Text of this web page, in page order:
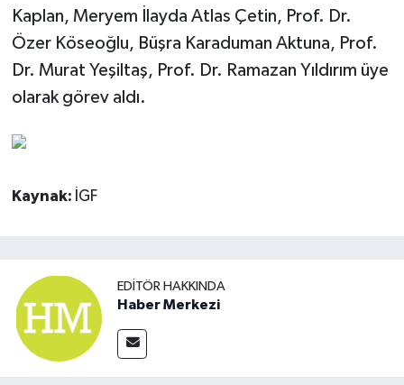
Kaplan, Meryem İlayda Atlas Çetin, Prof. Dr.
Özer Köseoğlu, Büşra Karaduman Aktuna, Prof.
Dr. Murat Yeşiltaş, Prof. Dr. Ramazan Yıldırım üye
olarak görev aldı.
Kaynak: İGF
EDITÖR HAKKINDA
Haber Merkezi